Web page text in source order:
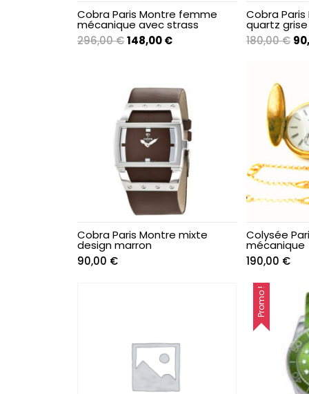
Chaînes de cheville
Chevalières
Chrysoprase
Colliers
Créoles ~ Demi-
créoles
Diamant
Emeraude
Enfant & Ado
Enfant & Ado
Cobra Paris Montre femme
mécanique avec strass
296,00€Le
était :
296,00 €.
148,00€Le
est :
148,00 €.
Cobra
quartz grise
180,00€ Le
Cobra Paris Montre mixte
design marron
90,00 €
Colysée
mécanique
190,00 €
Promo !